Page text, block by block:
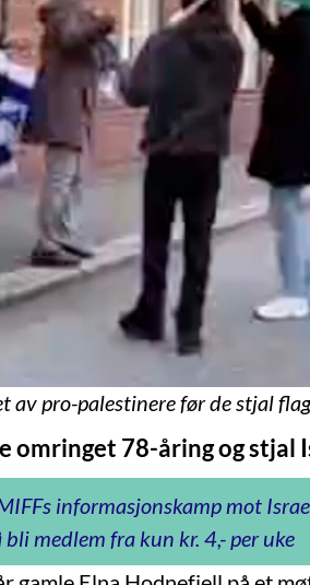
pro-palestinere før de stjal
omringet 78-åring og stjal
informasjonskamp mot
medlem fra kun kr. 4,- per uke